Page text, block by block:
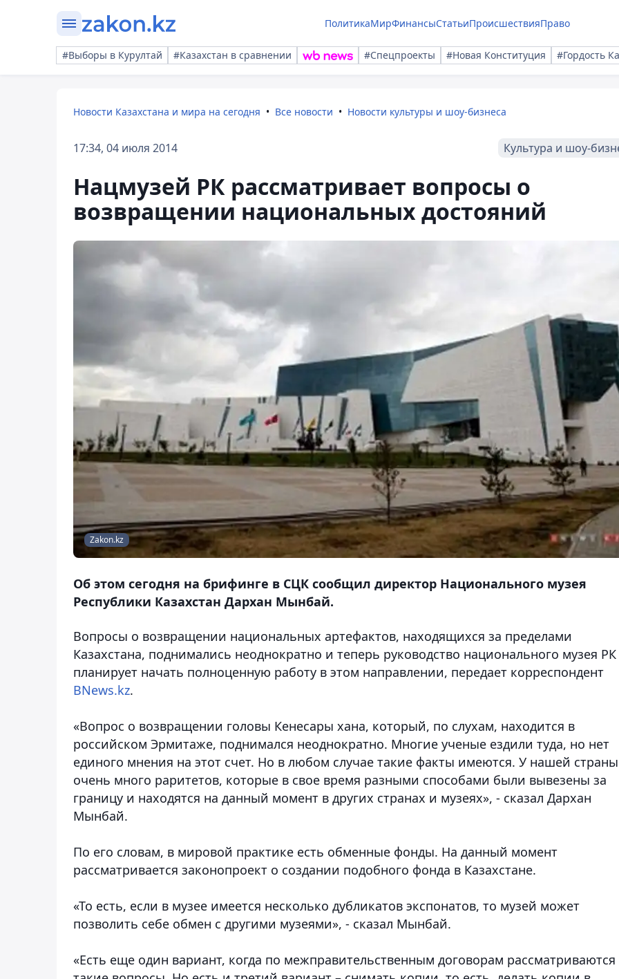
ПолитикаМирФинансыСтатьиПроисшествияПраво
#Выборы в Курултай #Казахстан в сравнении #Спецпроекты #Новая Конституция #Гордость
Новости Казахстана и мира на сегодня Все новости Новости культуры и шоу-бизнеса
17:34, 04 июля 2014 Культура и шоу-
Нацмузей РК рассматривает вопросы о
возвращении национальных достояний
Zakon.kz
Об этом сегодня на брифинге в СЦК сообщил директор Национального музея
Республики Казахстан Дархан Мынбай.
Вопросы о возвращении национальных артефактов, находящихся за пределами
Казахстана, поднимались неоднократно и теперь руководство национального музея РК
планирует начать полноценную работу в этом направлении, передает корреспондент
BNews.kz.
«Вопрос о возвращении головы Кенесары хана, который, по слухам, находится в
российском Эрмитаже, поднимался неоднократно. Многие ученые ездили туда, но нет
единого мнения на этот счет. Но в любом случае такие факты имеются. У нашей страны
очень много раритетов, которые в свое время разными способами были вывезены за
границу и находятся на данный момент в других странах и музеях», - сказал Дархан
Мынбай.
По его словам, в мировой практике есть обменные фонды. На данный момент
рассматривается законопроект о создании подобного фонда в Казахстане.
«То есть, если в музее имеется несколько дубликатов экспонатов, то музей может
позволить себе обмен с другими музеями», - сказал Мынбай.
«Есть еще один вариант, когда по межправительственным договорам рассматриваются